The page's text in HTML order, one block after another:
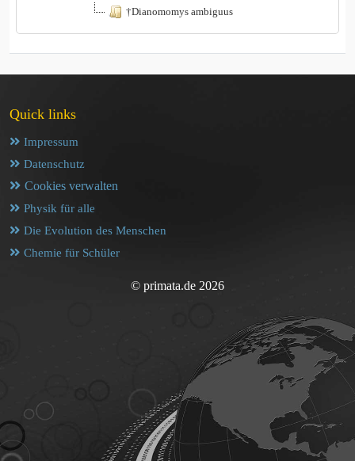
†Dianomomys ambiguus
Quick links
Impressum
Datenschutz
Cookies verwalten
Physik für alle
Die Evolution des Menschen
Chemie für Schüler
© primata.de 2026